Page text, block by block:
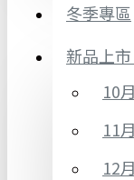
冬季專區
新品上市
10
11
12